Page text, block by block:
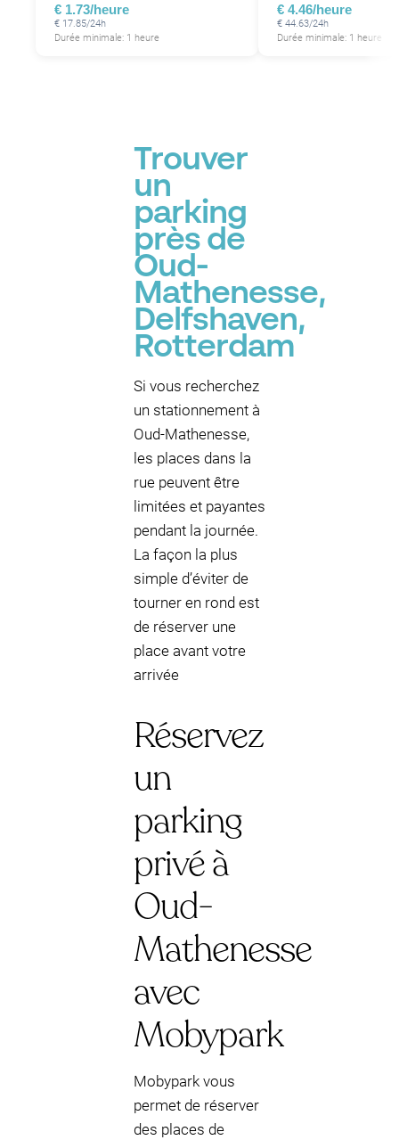
€ 1.73/heure
€ 17.85/24h
Durée minimale: 1 heure
€ 4.46/heure
€ 44.63/24h
Durée minimale: 1 heure
Trouver
un
parking
près de
Oud-
Mathenesse,
Delfshaven,
Rotterdam
Si vous recherchez
un stationnement à
Oud-Mathenesse,
les places dans la
rue peuvent être
limitées et payantes
pendant la journée.
La façon la plus
simple d’éviter de
tourner en rond est
de réserver une
place avant votre
arrivée
Réservez
un
parking
privé à
Oud-
Mathenesse
avec
Mobypark
Mobypark vous
permet de réserver
des places de